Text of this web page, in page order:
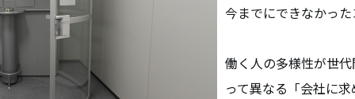
今までにできなかっ
働く人の多様性が世
って異なる「会社に